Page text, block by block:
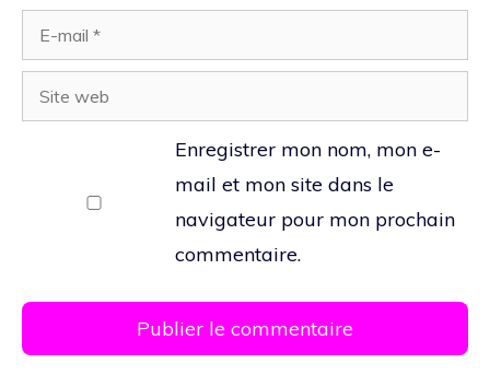
mail
Site
web
Enregistrer mon nom, mon e-
mail et mon site dans le
navigateur pour mon prochain
commentaire.